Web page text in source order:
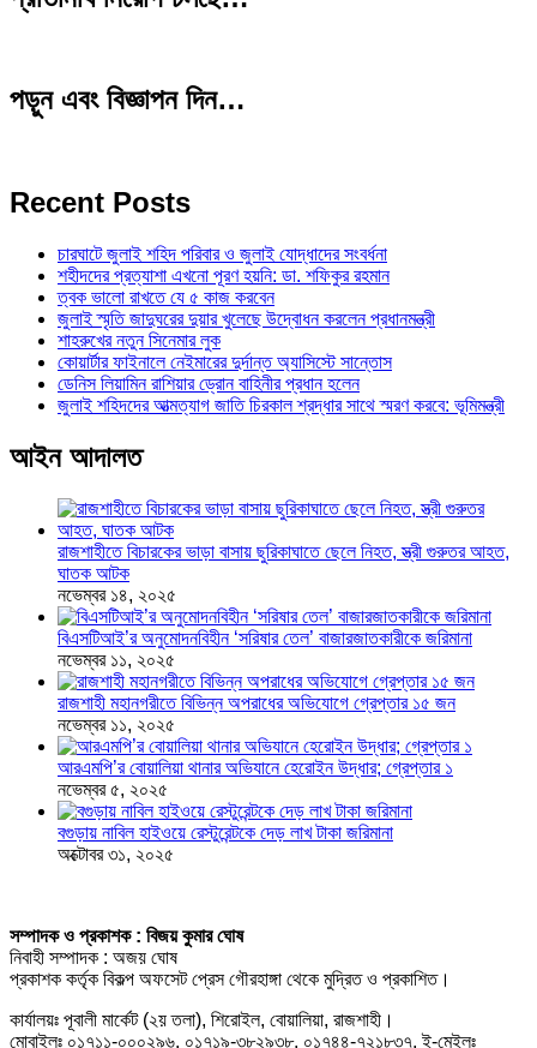
পড়ুন এবং বিজ্ঞাপন দিন…
Recent Posts
চারঘাটে জুলাই শহিদ পরিবার ও জুলাই যোদ্ধাদের সংবর্ধনা
শহীদদের প্রত্যাশা এখনো পূরণ হয়নি: ডা. শফিকুর রহমান
ত্বক ভালো রাখতে যে ৫ কাজ করবেন
জুলাই স্মৃতি জাদুঘরের দুয়ার খুলেছে উদ্বোধন করলেন প্রধানমন্ত্রী
শাহরুখের নতুন সিনেমার লুক
কোয়ার্টার ফাইনালে নেইমারের দুর্দান্ত অ্যাসিস্টে সান্তোস
ডেনিস লিয়ামিন রাশিয়ার ড্রোন বাহিনীর প্রধান হলেন
জুলাই শহিদদের আত্মত্যাগ জাতি চিরকাল শ্রদ্ধার সাথে স্মরণ করবে: ভূমিমন্ত্রী
আইন আদালত
রাজশাহীতে বিচারকের ভাড়া বাসায় ছুরিকাঘাতে ছেলে নিহত, স্ত্রী গুরুতর আহত,
ঘাতক আটক
নভেম্বর ১৪, ২০২৫
বিএসটিআই’র অনুমোদনবিহীন ‘সরিষার তেল’ বাজারজাতকারীকে জরিমানা
নভেম্বর ১১, ২০২৫
রাজশাহী মহানগরীতে বিভিন্ন অপরাধের অভিযোগে গ্রেপ্তার ১৫ জন
নভেম্বর ১১, ২০২৫
আরএমপি’র বোয়ালিয়া থানার অভিযানে হেরোইন উদ্ধার; গ্রেপ্তার ১
নভেম্বর ৫, ২০২৫
বগুড়ায় নাবিল হাইওয়ে রেস্টুরেন্টকে দেড় লাখ টাকা জরিমানা
অক্টোবর ৩১, ২০২৫
সম্পাদক ও প্রকাশক : বিজয় কুমার ঘোষ
নিবাহী সম্পাদক : অজয় ঘোষ
প্রকাশক কর্তৃক বিকল্প অফসেট প্রেস গৌরহাঙ্গা থেকে মুদ্রিত ও প্রকাশিত।
কার্যালয়ঃ পূবালী মার্কেট (২য় তলা), শিরোইল, বোয়ালিয়া, রাজশাহী।
মোবাইলঃ ০১৭১১-০০০২৯৬, ০১৭১৯-৩৮২৯৩৮, ০১৭৪৪-৭২১৮৩৭, ই-মেইলঃ